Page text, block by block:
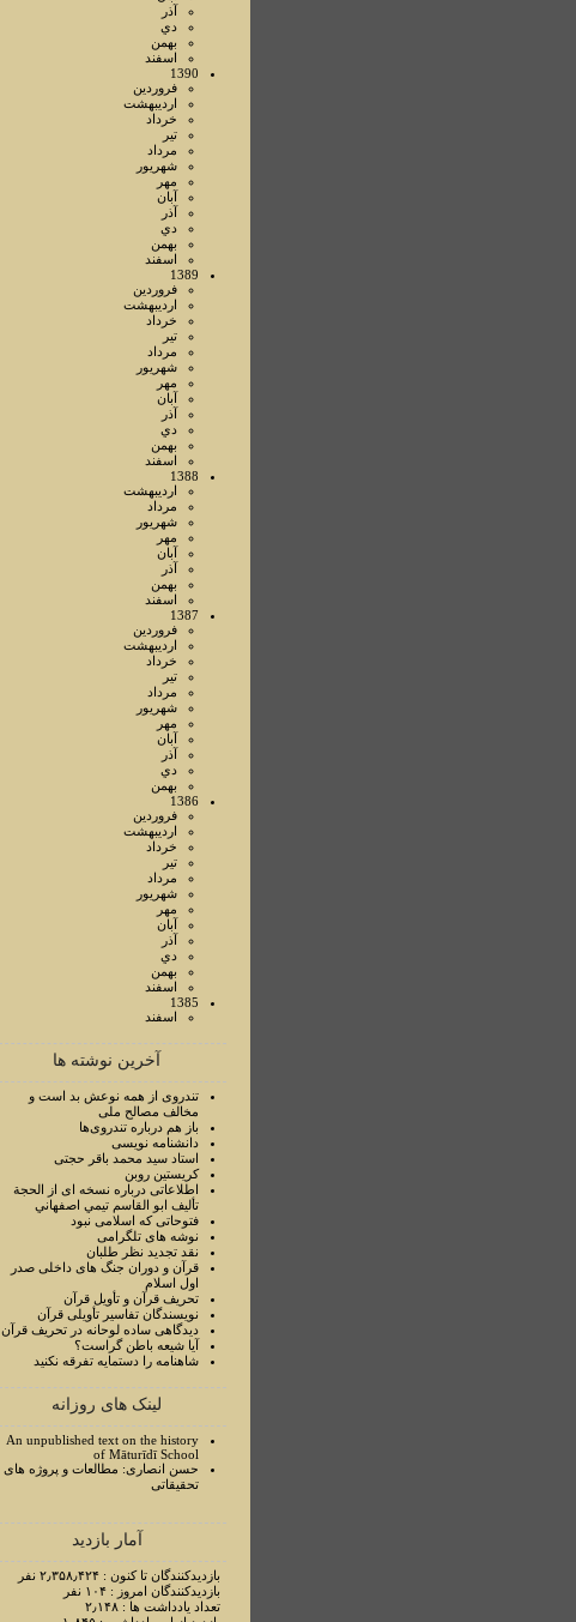
آذر
دي
بهمن
اسفند
1390
فروردين
ارديبهشت
خرداد
تير
مرداد
شهريور
مهر
آبان
آذر
دي
بهمن
اسفند
1389
فروردين
ارديبهشت
خرداد
تير
مرداد
شهريور
مهر
آبان
آذر
دي
بهمن
اسفند
1388
ارديبهشت
مرداد
شهريور
مهر
آبان
آذر
بهمن
اسفند
1387
فروردين
ارديبهشت
خرداد
تير
مرداد
شهريور
مهر
آبان
آذر
دي
بهمن
1386
فروردين
ارديبهشت
خرداد
تير
مرداد
شهريور
مهر
آبان
آذر
دي
بهمن
اسفند
1385
اسفند
آخرین نوشته ها
تندروی از همه نوعش بد است و
مخالف مصالح ملی
باز هم درباره تندروی‌ها
دانشنامه نویسی
استاد سيد محمد باقر حجتی
کریستین روبن
اطلاعاتی درباره نسخه ای از الحجة
تأليف ابو القاسم تيمي اصفهاني
فتوحاتی که اسلامی نبود
نوشه های تلگرامی
نقد تجدید نظر طلبان
قرآن و دوران جنگ های داخلی صدر
اول اسلام
تحريف قرآن و تأويل قرآن
نويسندگان تفاسير تأويلی قرآن
ديدگاهی ساده لوحانه در تحريف قرآن
آيا شيعه باطن گراست؟
شاهنامه را دستمايه تفرقه نکنيد
لینک های روزانه
An unpublished text on the history
of Māturīdī School
حسن انصاری: مطالعات و پروژه های
تحقیقاتی
آمار بازدید
بازدیدکنندگان تا کنون : ۲٫۳۵۸٫۴۲۴ نفر
بازدیدکنندگان امروز : ۱۰۴ نفر
تعداد یادداشت ها : ۲٫۱۴۸